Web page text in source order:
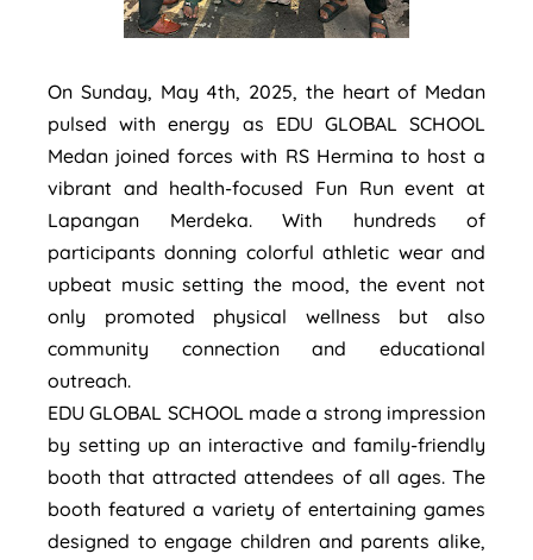
On Sunday, May 4th, 2025, the heart of Medan
pulsed with energy as EDU GLOBAL SCHOOL
Medan joined forces with RS Hermina to host a
vibrant and health-focused Fun Run event at
Lapangan Merdeka. With hundreds of
participants donning colorful athletic wear and
upbeat music setting the mood, the event not
only promoted physical wellness but also
community connection and educational
outreach.
EDU GLOBAL SCHOOL made a strong impression
by setting up an interactive and family-friendly
booth that attracted attendees of all ages. The
booth featured a variety of entertaining games
designed to engage children and parents alike,